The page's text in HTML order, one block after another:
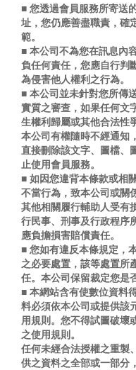
■ 您透過會員服務所寄送
址，您仍應善盡職責，確
範。
■ 本公司不為您在訊息內
負任何責任，您應自行判
為侵害他人權利之行為。
■ 本公司並未針對您所傳
實質之審查，如果任何文
生權利歸屬或其他合法性
本公司有權隨時不經通知
直接刪除該文字、圖檔、
止使用會員服務。
■ 如因您違背本條款或相
不當行為，致本公司或關
其他相關履行輔助人受有
行民事、刑事及行政程序
應負擔損害賠償責任。
■ 您如有違反本條規定，
之必要處置，該等處置所
任。本公司保留裁定您是
■ 本網站含有使數位資料
料必須依本公司或提供該
用規則。您不得試圖破壞
之使用規則。
任何未經合法授權之重製
供之資料之全部或一部分